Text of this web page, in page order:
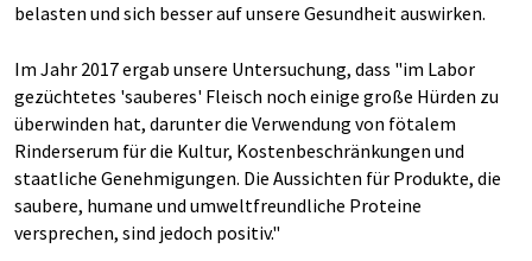
belasten und sich besser auf unsere Gesundheit auswirken.
Im Jahr 2017 ergab unsere Untersuchung, dass "im Labor
gezüchtetes 'sauberes' Fleisch noch einige große Hürden zu
überwinden hat, darunter die Verwendung von fötalem
Rinderserum für die Kultur, Kostenbeschränkungen und
staatliche Genehmigungen. Die Aussichten für Produkte, die
saubere, humane und umweltfreundliche Proteine
versprechen, sind jedoch positiv."